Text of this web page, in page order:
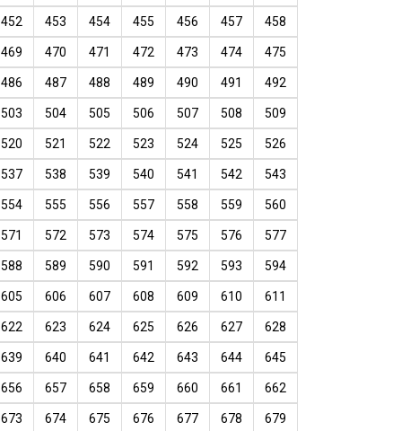
452 453 454 455 456 457 458
469 470 471 472 473 474 475
486 487 488 489 490 491 492
503 504 505 506 507 508 509
520 521 522 523 524 525 526
537 538 539 540 541 542 543
554 555 556 557 558 559 560
571 572 573 574 575 576 577
588 589 590 591 592 593 594
605 606 607 608 609 610 611
622 623 624 625 626 627 628
639 640 641 642 643 644 645
656 657 658 659 660 661 662
673 674 675 676 677 678 679